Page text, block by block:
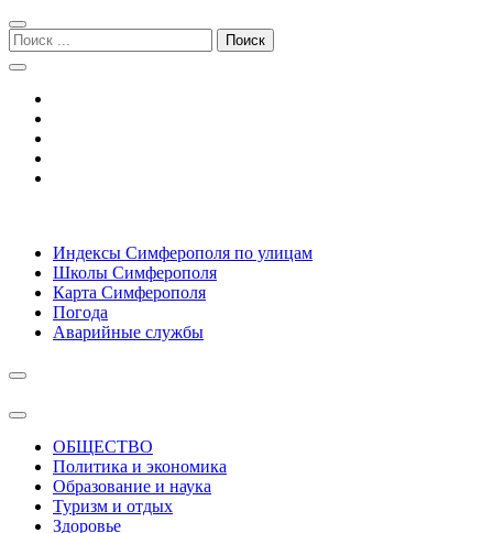
Перейти
к
навигации
Перейти
к
содержимому
Поиск:
Симферополь городской сайт
Индексы Симферополя по улицам
Школы Симферополя
Карта Симферополя
Погода
Аварийные службы
ОБЩЕСТВО
Политика и экономика
Образование и наука
Туризм и отдых
Здоровье